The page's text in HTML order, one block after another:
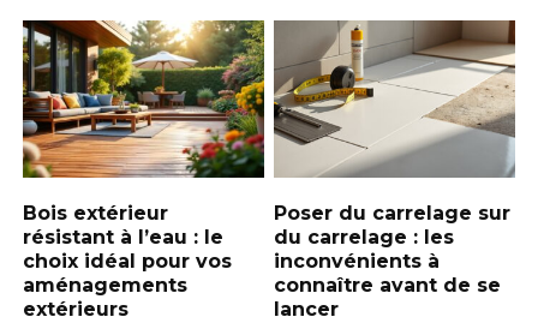
Bois extérieur
résistant à l’eau : le
choix idéal pour vos
aménagements
extérieurs
Poser du carrelage sur
du carrelage : les
inconvénients à
connaître avant de se
lancer